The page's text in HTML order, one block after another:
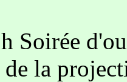
la